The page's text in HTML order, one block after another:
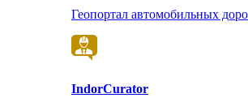
Геопортал автомобильных
IndorCurator